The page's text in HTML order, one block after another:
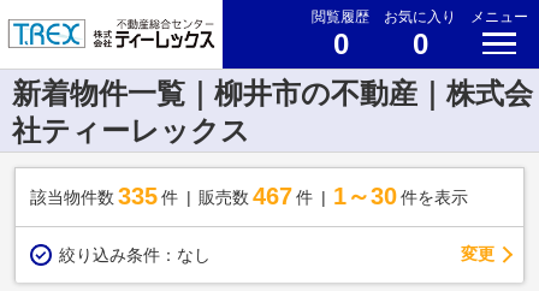
閲覧履歴
0
お気に入り
0
メニュー
新着物件一覧｜柳井市の不動産｜株式会
社ティーレックス
該当物件数 335件 販売数 467 件 1～30 件を表示
絞り込み条件： なし 変更